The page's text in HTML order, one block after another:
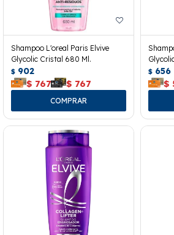
Shampoo L'oreal Paris Elvive
Glycolic Cristal 680 Ml.
$ 902
$ 767 $ 767
$ 656
$